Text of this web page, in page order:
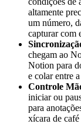
altamente
um número,
capturar com
chegam ao
Notion para
e colar entre
Controle
iniciar ou
para
xícara de